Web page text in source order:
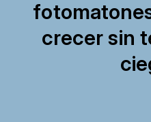
crecer sin